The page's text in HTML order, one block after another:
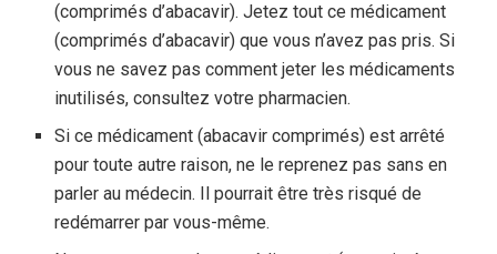
(comprimés d’abacavir). Jetez tout ce médicament
(comprimés d’abacavir) que vous n’avez pas pris. Si
vous ne savez pas comment jeter les médicaments
inutilisés, consultez votre pharmacien.
Si ce médicament (abacavir comprimés) est arrêté
pour toute autre raison, ne le reprenez pas sans en
parler au médecin. Il pourrait être très risqué de
redémarrer par vous-même.